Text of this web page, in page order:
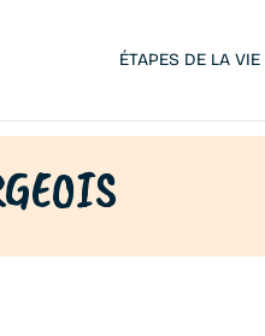
ÉTAPES DE LA VIE